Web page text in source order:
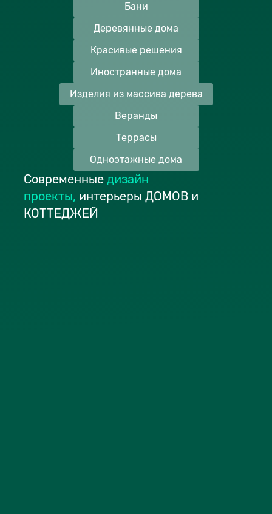
Бани
Деревянные дома
Красивые решения
Иностранные дома
Изделия из массива дерева
Веранды
Террасы
Одноэтажные дома
Современные дизайн
проекты, интерьеры ДОМОВ и
КОТТЕДЖЕЙ